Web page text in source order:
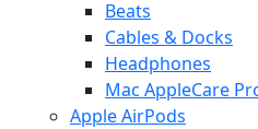
Beats
Cables & Docks
Headphones
Mac AppleCare
Apple AirPods